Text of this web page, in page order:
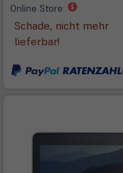
Online Store:
(öffnet
in
neuem
Schade, nicht mehr
lieferbar!